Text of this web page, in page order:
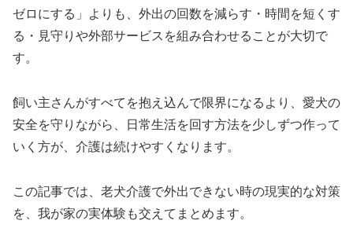
ゼロにする」よりも、外出の回数を減らす・時間を短くす
る・見守りや外部サービスを組み合わせることが大切で
す。
飼い主さんがすべてを抱え込んで限界になるより、愛犬の
安全を守りながら、日常生活を回す方法を少しずつ作って
いく方が、介護は続けやすくなります。
この記事では、老犬介護で外出できない時の現実的な対策
を、我が家の実体験も交えてまとめます。